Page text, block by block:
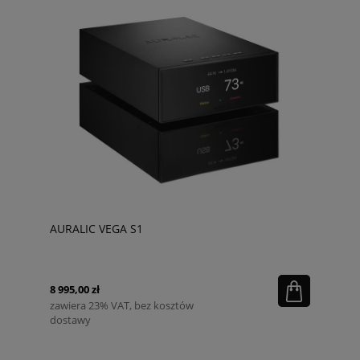
AURALIC VEGA S1
8 995,00 zł
zawiera 23% VAT, bez kosztów
dostawy